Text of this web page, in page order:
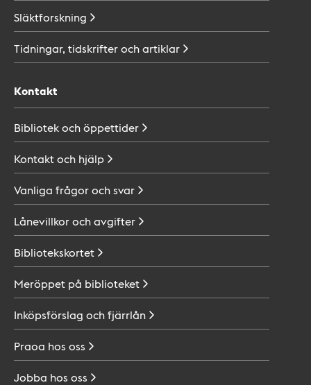
Släktforskning
Tidningar, tidskrifter ochartiklar
Kontakt
Bibliotek ochöppettider
Kontakt och hjälp
Vanliga frågor ochsvar
Lånevillkor ochavgifter
Bibliotekskortet
Meröppet på biblioteket
Inköpsförslag ochfjärrlån
Praoa hos oss
Jobba hos oss